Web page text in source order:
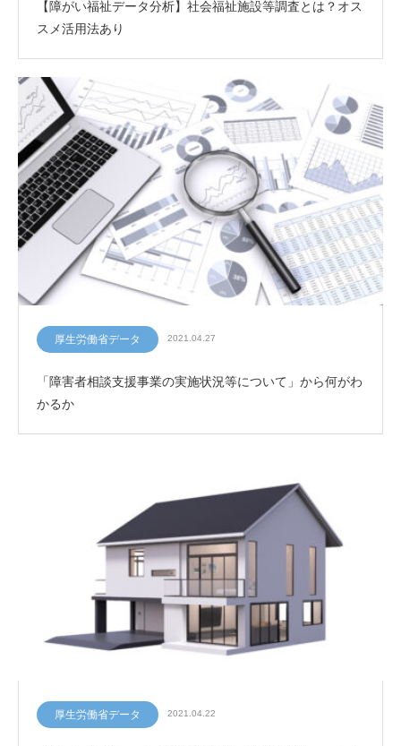
【障がい福祉データ分析】社会福祉施設等調査とは？オス
スメ活用法あり
厚生労働省データ 2021.04.27
「障害者相談支援事業の実施状況等について」から何がわ
かるか
厚生労働省データ 2021.04.22